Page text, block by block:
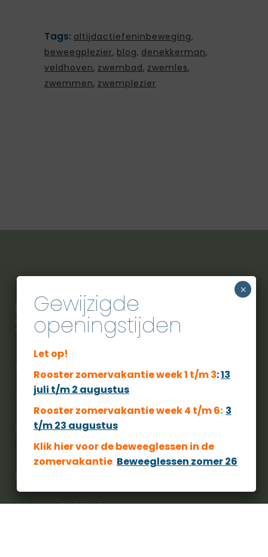
Tags: altijdactiefeninbeweging,
beweegplezier, blog, denekkerman,
veldhoven, zwembad, zwemles,
zwemmen, zwemplezier
City Sport Veldhoven
Voor een actieve zwembeleving moet u bij ons zijn.
Langs deze weg willen we u wijzen op ons privacy beleid.
https://www.citysportveldhoven.nl/privacybeleid/
Adres: Wal 152, 5501 HP Veldhoven
Gewijzigde
openingstijden
Let op!
Rooster zomervakantie week 1 t/m 3:13
juli t/m 2 augustus
Rooster zomervakantie week 4 t/m 6: 3
t/m 23 augustus
Klik hier voor de beweeglessen in de
zomervakantie: Beweeglessen zomer 26
×